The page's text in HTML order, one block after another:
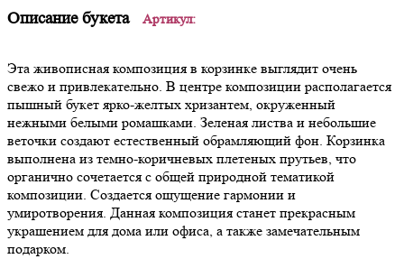
Описание букета Артикул:
Эта живописная композиция в корзинке выглядит очень
свежо и привлекательно. В центре композиции располагается
пышный букет ярко-желтых хризантем, окруженный
нежными белыми ромашками. Зеленая листва и небольшие
веточки создают естественный обрамляющий фон. Корзинка
выполнена из темно-коричневых плетеных прутьев, что
органично сочетается с общей природной тематикой
композиции. Создается ощущение гармонии и
умиротворения. Данная композиция станет прекрасным
украшением для дома или офиса, а также замечательным
подарком.